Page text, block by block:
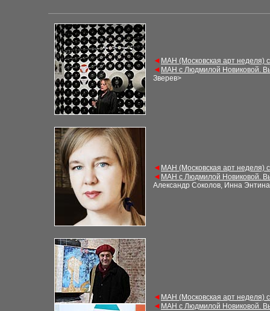
◄ МАН (Московская арт неделя)
◄ МАН с Людмилой Новиковой.
Зверев>
◄ МАН (Московская арт неделя)
◄ МАН с Людмилой Новиковой.
Александр Соколов, Инна
◄ МАН (Московская арт неделя)
◄ МАН с Людмилой Новиковой.